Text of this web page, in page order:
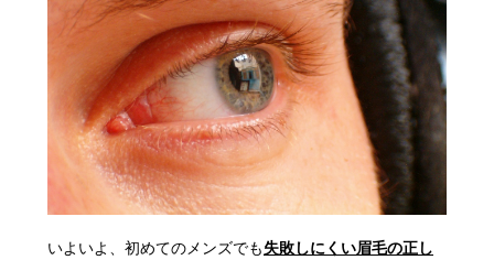
いよいよ、初めてのメンズでも失敗しにくい眉毛の正し